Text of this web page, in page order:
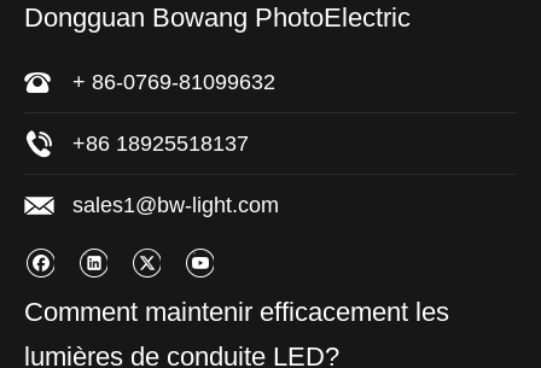
Dongguan Bowang PhotoElectric
+ 86-0769-81099632
+86 18925518137
sales1@bw-light.com
Comment maintenir efficacement les
lumières de conduite LED?